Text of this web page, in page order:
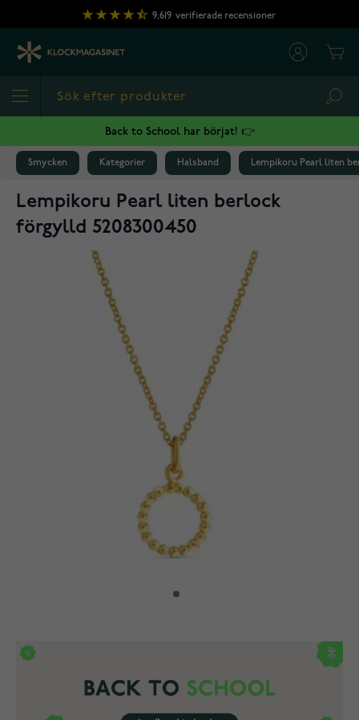
Hoppa till innehållet
9,619 verifierade recensioner
Back to School har börjat! 👉
Smycken Kategorier Halsband Lempikoru Pearl liten
Lempikoru Pearl liten berlock
förgylld 5208300450